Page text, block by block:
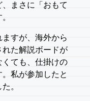
まさに「おもて
すが、海外から
た解説ボードが
ても、仕掛けの
私が参加したと
。